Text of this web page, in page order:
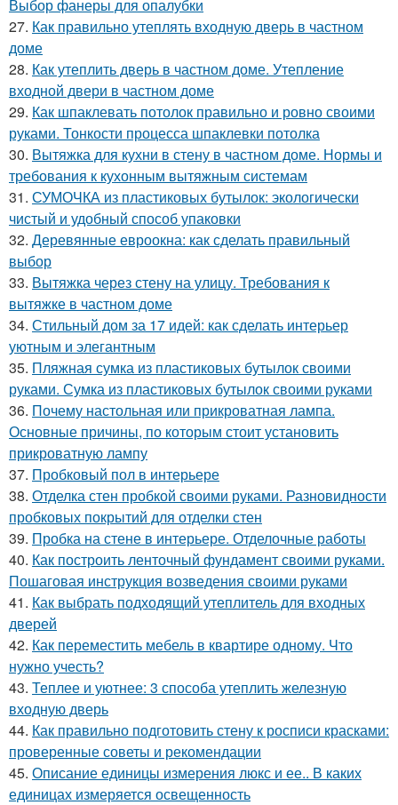
Выбор фанеры для опалубки
27. Как правильно утеплять входную дверь в частном
доме
28. Как утеплить дверь в частном доме. Утепление
входной двери в частном доме
29. Как шпаклевать потолок правильно и ровно своими
руками. Тонкости процесса шпаклевки потолка
30. Вытяжка для кухни в стену в частном доме. Нормы и
требования к кухонным вытяжным системам
31. СУМОЧКА из пластиковых бутылок: экологически
чистый и удобный способ упаковки
32. Деревянные евроокна: как сделать правильный
выбор
33. Вытяжка через стену на улицу. Требования к
вытяжке в частном доме
34. Стильный дом за 17 идей: как сделать интерьер
уютным и элегантным
35. Пляжная сумка из пластиковых бутылок своими
руками. Сумка из пластиковых бутылок своими руками
36. Почему настольная или прикроватная лампа.
Основные причины, по которым стоит установить
прикроватную лампу
37. Пробковый пол в интерьере
38. Отделка стен пробкой своими руками. Разновидности
пробковых покрытий для отделки стен
39. Пробка на стене в интерьере. Отделочные работы
40. Как построить ленточный фундамент своими руками.
Пошаговая инструкция возведения своими руками
41. Как выбрать подходящий утеплитель для входных
дверей
42. Как переместить мебель в квартире одному. Что
нужно учесть?
43. Теплее и уютнее: 3 способа утеплить железную
входную дверь
44. Как правильно подготовить стену к росписи красками:
проверенные советы и рекомендации
45. Описание единицы измерения люкс и ее.. В каких
единицах измеряется освещенность